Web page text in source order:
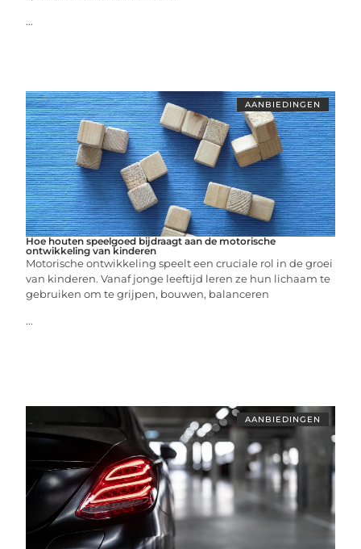
...
AANBIEDINGEN
Hoe houten speelgoed bijdraagt aan de motorische
ontwikkeling van kinderen
Motorische ontwikkeling speelt een cruciale rol in de groei
van kinderen. Vanaf jonge leeftijd leren ze hun lichaam te
gebruiken om te grijpen, bouwen, balanceren
...
AANBIEDINGEN